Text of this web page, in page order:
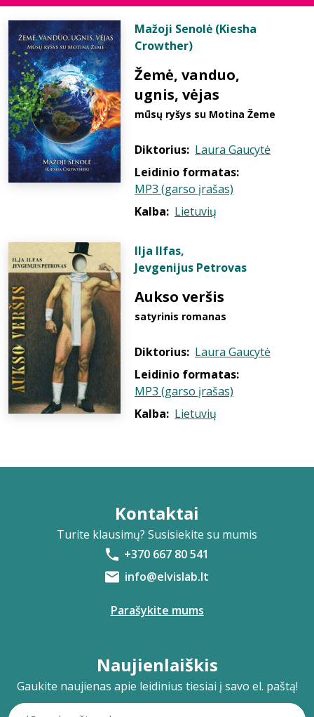
Mažoji Senolė (Kiesha
Crowther)
Žemė, vanduo,
ugnis, vėjas
mūsų ryšys su Motina Žeme
Diktorius: Laura Gaucytė
Leidinio formatas:
MP3 (garso įrašas)
Kalba: Lietuvių
Ilja Ilfas,
Jevgenijus Petrovas
Aukso veršis
satyrinis romanas
Diktorius: Laura Gaucytė
Leidinio formatas:
MP3 (garso įrašas)
Kalba: Lietuvių
Kontaktai
Turite klausimų? Susisiekite su mumis
+370 667 80 541
info@elvislab.lt
Parašykite mums
Naujienlaiškis
Gaukite naujienas apie leidinius tiesiai į savo el. paštą!